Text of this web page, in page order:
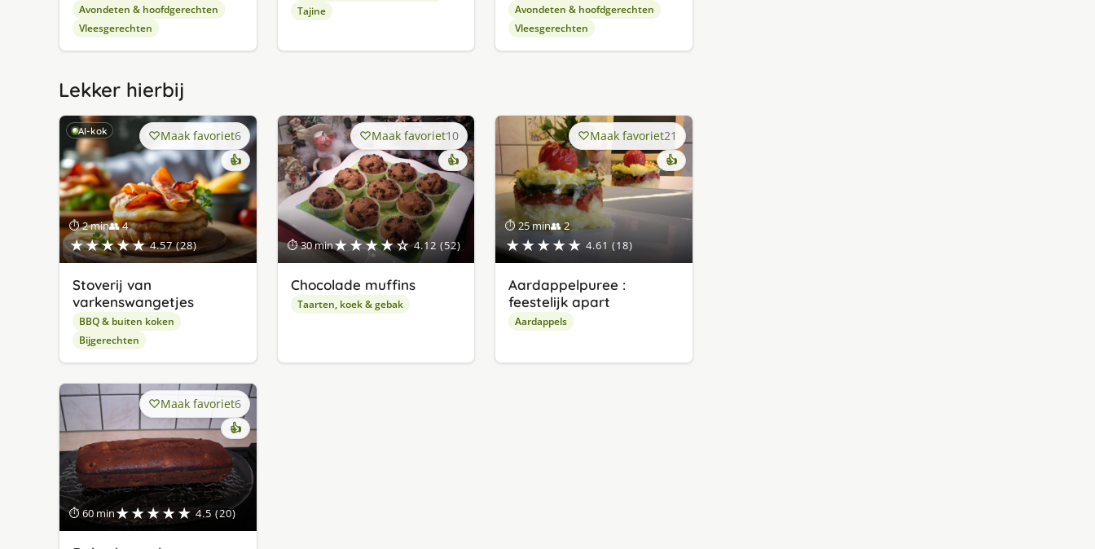
Avondeten & hoofdgerechten
Vleesgerechten
Tajine
Avondeten & hoofdgerechten
Vleesgerechten
Lekker hierbij
AI-kok
⏱ 2 min👥 4
★★★★★ 4.57 (28)
Maak favoriet6
👍
Stoverij van
varkenswangetjes
BBQ & buiten koken
Bijgerechten
⏱ 30 min★★★★☆ 4.12 (52)
Maak favoriet10
👍
Chocolade muffins
Taarten, koek & gebak
⏱ 25 min👥 2
★★★★★ 4.61 (18)
Maak favoriet21
👍
Aardappelpuree :
feestelijk apart
Aardappels
⏱ 60 min★★★★★ 4.5 (20)
Maak favoriet6
👍